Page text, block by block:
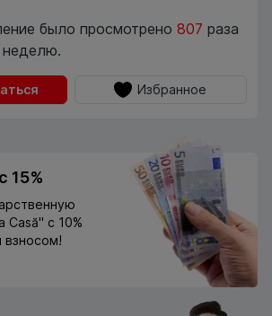
было просмотрено 807 раза
Избранное
15%
Casă" с 10%
взносом!